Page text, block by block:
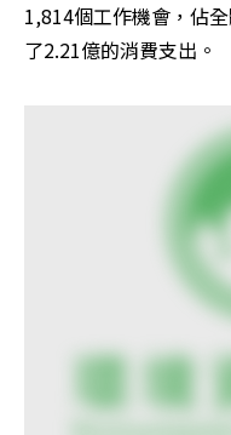
1,814個工作機會，佔
了2.21億的消費支出。